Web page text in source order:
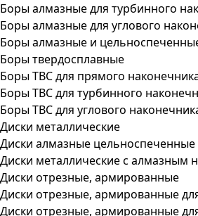
Боры алмазные для турбинного
Боры алмазные для углового
Боры алмазные и
Боры твердосплавные
Боры ТВС для прямого
Боры ТВС для турбинного
Боры ТВС для углового
Диски металлические
Диски алмазные цельноспеченные
Диски металлические с алмазным
Диски отрезные, армированные
Диски отрезные, армированные
Диски отрезные, армированные